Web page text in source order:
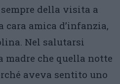
della visita a
cara amica d’infanzia,
Nel salutarsi
madre che quella notte
aveva sentito uno